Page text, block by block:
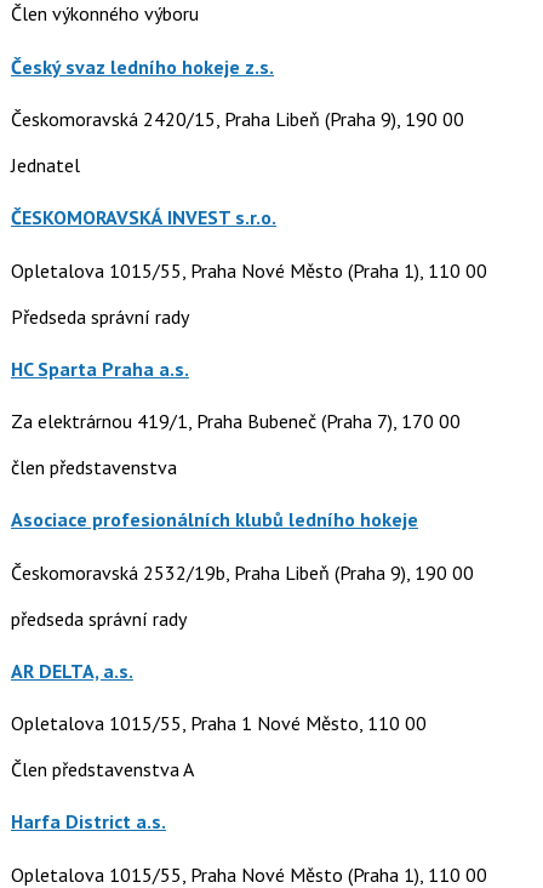
Člen výkonného výboru
Český svaz ledního hokeje z.s.
Českomoravská 2420/15, Praha Libeň (Praha 9), 190 00
Jednatel
ČESKOMORAVSKÁ INVEST s.r.o.
Opletalova 1015/55, Praha Nové Město (Praha 1), 110 00
Předseda správní rady
HC Sparta Praha a.s.
Za elektrárnou 419/1, Praha Bubeneč (Praha 7), 170 00
člen představenstva
Asociace profesionálních klubů ledního hokeje
Českomoravská 2532/19b, Praha Libeň (Praha 9), 190 00
předseda správní rady
AR DELTA, a.s.
Opletalova 1015/55, Praha 1 Nové Město, 110 00
Člen představenstva A
Harfa District a.s.
Opletalova 1015/55, Praha Nové Město (Praha 1), 110 00